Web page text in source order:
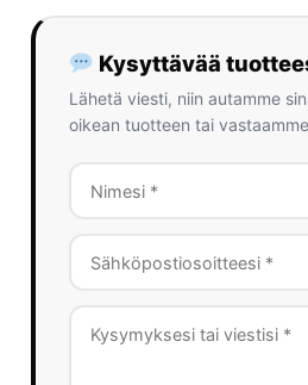
Kysyttävää
Lähetä viesti, niin autamme
oikean tuotteen tai